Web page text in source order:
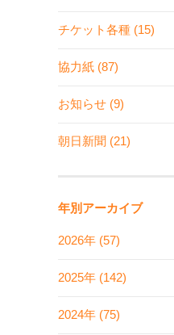
チケット各種 (15)
協力紙 (87)
お知らせ (9)
朝日新聞 (21)
年別アーカイブ
2026年 (57)
2025年 (142)
2024年 (75)